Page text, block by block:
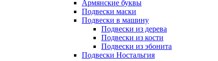
Армянские буквы
Подвески маски
Подвески в машину
Подвески из дерева
Подвески из кости
Подвески из эбонита
Подвески Ностальгия